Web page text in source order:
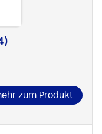
zum Produkt